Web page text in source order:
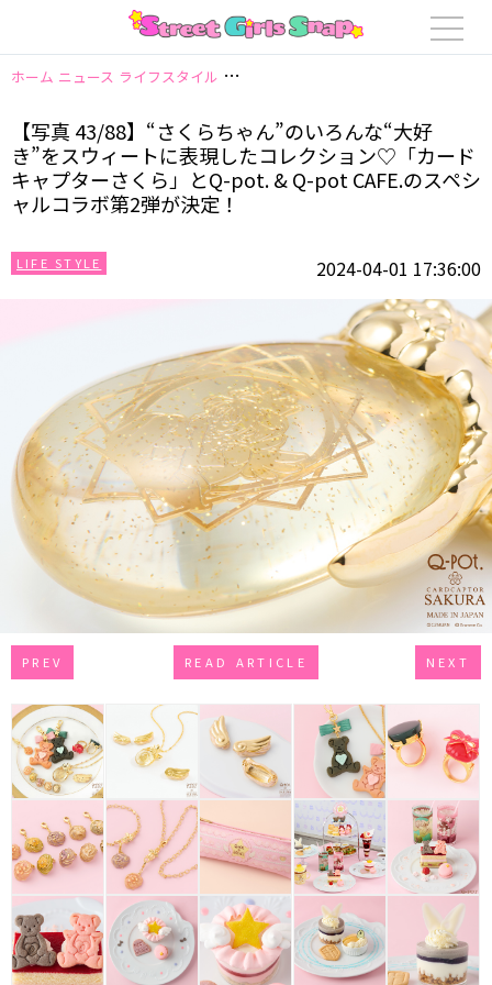
ホーム ニュース ライフスタイル 【写真 43/88】“さくらちゃん”のいろん
【写真 43/88】“さくらちゃん”のいろんな“大好
き”をスウィートに表現したコレクション♡「カード
キャプターさくら」とQ-pot. & Q-pot CAFE.のスペシ
ャルコラボ第2弾が決定！
LIFE STYLE 2024-04-01 17:36:00
PREV READ ARTICLE NEXT